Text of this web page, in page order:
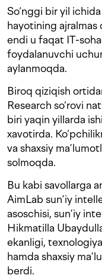
So‘nggi bir yil
hayotining
endi u faqat IT-
foydalanuvchi
aylanmoqda.
Biroq qiziqish
Research so‘rovi
biri yaqin yillarda
xavotirda.
va shaxsiy
solmoqda.
Bu kabi savollarga
AimLab sun’iy
asoschisi, sun’iy
Hikmatilla
ekanligi,
hamda shaxsiy
berdi.